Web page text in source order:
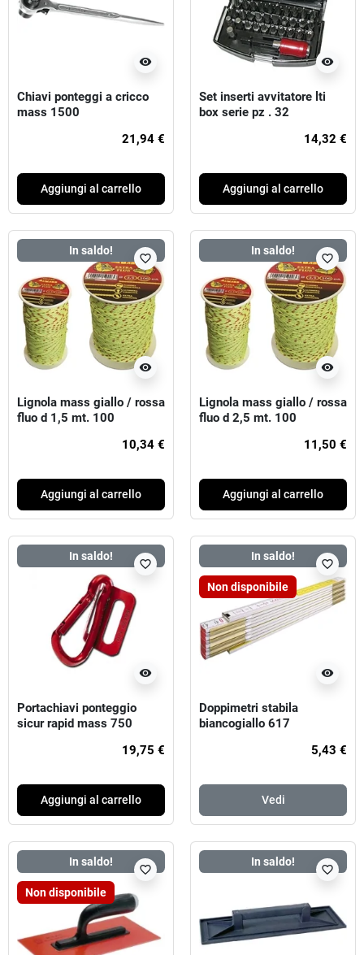
visibility
Chiavi ponteggi a cricco
mass 1500
21,94 €
Aggiungi al carrello
visibility
Set inserti avvitatore lti
box serie pz . 32
14,32 €
Aggiungi al carrello
In saldo!
visibility
favorite_border
Lignola mass giallo / rossa
fluo d 1,5 mt. 100
10,34 €
Aggiungi al carrello
In saldo!
visibility
favorite_border
Lignola mass giallo / rossa
fluo d 2,5 mt. 100
11,50 €
Aggiungi al carrello
In saldo!
visibility
favorite_border
Portachiavi ponteggio
sicur rapid mass 750
19,75 €
Aggiungi al carrello
In saldo!
Non disponibile
visibility
favorite_border
Doppimetri stabila
biancogiallo 617
5,43 €
Vedi
In saldo!
Non disponibile
favorite_border
In saldo!
favorite_border